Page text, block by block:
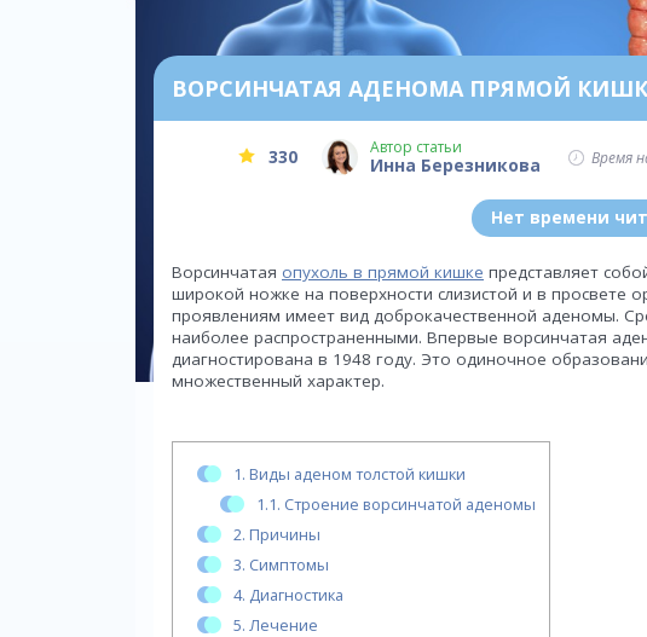
ВОРСИНЧАТАЯ АДЕНОМА ПРЯМОЙ
330 Автор статьи
Инна Березникова Время
Нет времени
Ворсинчатая опухоль в прямой кишке представляет
широкой ножке на поверхности слизистой и в просвете
проявлениям имеет вид доброкачественной аденомы.
наиболее распространенными. Впервые ворсинчатая
диагностирована в 1948 году. Это одиночное
множественный характер.
1. Виды аденом толстой кишки
1.1. Строение ворсинчатой аденомы
2. Причины
3. Симптомы
4. Диагностика
5. Лечение